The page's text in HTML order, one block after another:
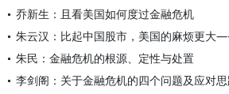
乔新生：且看美国如何度过金融危机
朱民：金融危机的根源、定性与处置
李剑阁：关于金融危机的四个问题及应对